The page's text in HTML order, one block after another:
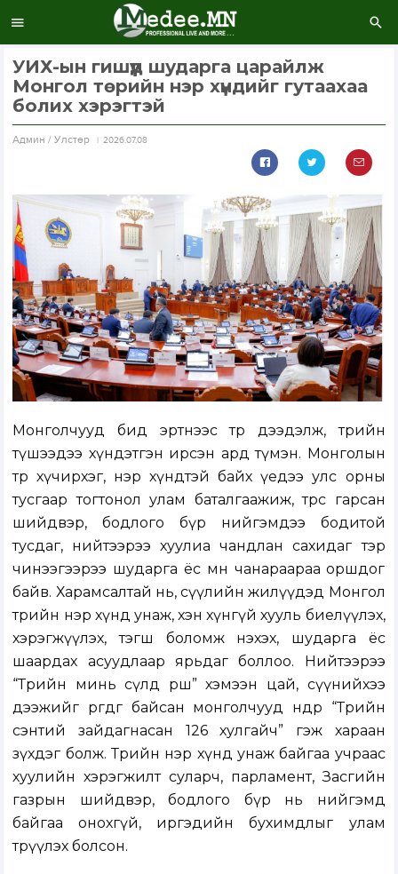
УИХ-ын гишүүд шударга царайлж
Монгол төрийн нэр хүндийг гутаахаа
болих хэрэгтэй
Aдмин / Улстөр 2026.07.08
Монголчууд бид эртнээс төрөө дээдэлж, төрийн
түшээдээ хүндэтгэн ирсэн ард түмэн. Монголын
төр хүчирхэг, нэр хүндтэй байх үедээ улс орны
тусгаар тогтонол улам баталгаажиж, төрөөс гарсан
шийдвэр, бодлого бүр нийгэмдээ бодитой
тусдаг, нийтээрээ хуулиа чандлан сахидаг тэр
чинээгээрээ шударга ёс мөн чанараараа оршдог
байв. Харамсалтай нь, сүүлийн жилүүдэд Монгол
төрийн нэр хүнд унаж, хэн хүнгүй хууль биелүүлэх,
хэрэгжүүлэх, тэгш боломж нэхэх, шударга ёс
шаардах асуудлаар ярьдаг боллоо. Нийтээрээ
“Төрийн минь сүлд өршөө” хэмээн цай, сүүнийхээ
дээжийг өргөдөг байсан монголчууд өнөөдөр “Төрийн
сэнтий зайдагнасан 126 хулгайч” гэж хараан
зүхдэг болж. Төрийн нэр хүнд унаж байгаа учраас
хуулийн хэрэгжилт суларч, парламент, Засгийн
газрын шийдвэр, бодлого бүр нь нийгэмд
байгаа онохгүй, иргэдийн бухимдлыг улам
төрүүлэх болсон.